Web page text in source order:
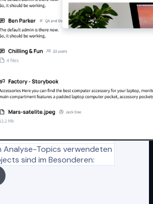
Analyse-Topics verwendeten
sind im Besonderen: